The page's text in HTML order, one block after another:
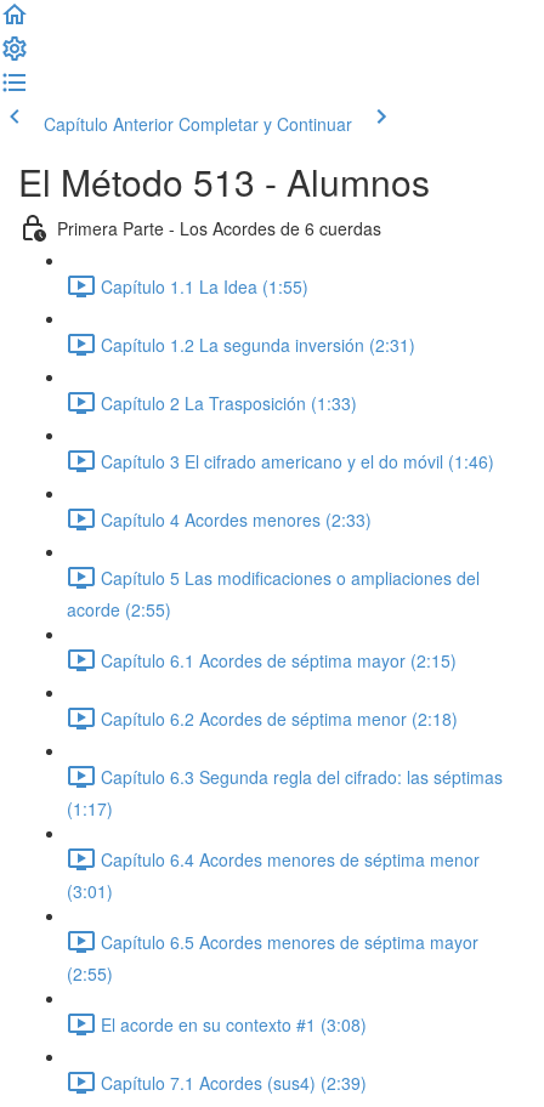
Capítulo Anterior Completar y Continuar
El Método 513 - Alumnos
Primera Parte - Los Acordes de 6 cuerdas
Capítulo 1.1 La Idea (1:55)
Capítulo 1.2 La segunda inversión (2:31)
Capítulo 2 La Trasposición (1:33)
Capítulo 3 El cifrado americano y el do móvil (1:46)
Capítulo 4 Acordes menores (2:33)
Capítulo 5 Las modificaciones o ampliaciones del
acorde (2:55)
Capítulo 6.1 Acordes de séptima mayor (2:15)
Capítulo 6.2 Acordes de séptima menor (2:18)
Capítulo 6.3 Segunda regla del cifrado: las séptimas
(1:17)
Capítulo 6.4 Acordes menores de séptima menor
(3:01)
Capítulo 6.5 Acordes menores de séptima mayor
(2:55)
El acorde en su contexto #1 (3:08)
Capítulo 7.1 Acordes (sus4) (2:39)